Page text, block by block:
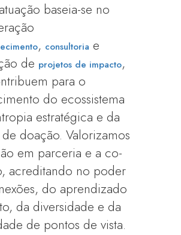
baseia-se no
, consultoria e
de projetos de impacto,
para o
do ecossistema
estratégica e da
doação. Valorizamos
em parceria e a co-
acreditando no poder
do aprendizado
da diversidade e da
de pontos de vista.